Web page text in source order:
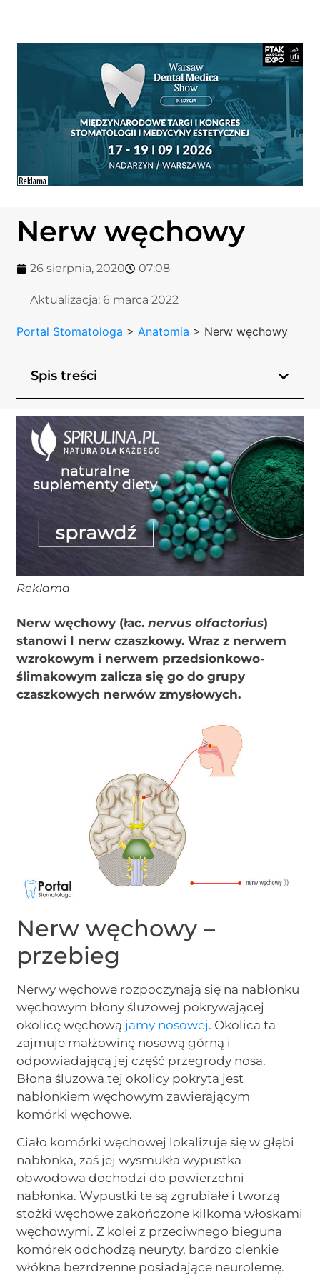
Nerw węchowy
26 sierpnia, 2020 07:08
Aktualizacja:6 marca 2022
Portal Stomatologa >Anatomia > Nerw węchowy
Spis treści
Reklama
Nerw węchowy (łac.nervus olfactorius)
stanowi I nerw czaszkowy. Wraz z nerwem
wzrokowym i nerwem przedsionkowo-
ślimakowym zalicza się go do grupy
czaszkowych nerwów zmysłowych.
Nerw węchowy –
przebieg
Nerwy węchowe rozpoczynają się na nabłonku
węchowym błony śluzowej pokrywającej
okolicę węchową jamy nosowej. Okolica ta
zajmuje małżowinę nosową górną i
odpowiadającą jej część przegrody nosa.
Błona śluzowa tej okolicy pokryta jest
nabłonkiem węchowym zawierającym
komórki węchowe.
Ciało komórki węchowej lokalizuje się w głębi
nabłonka, zaś jej wysmukła wypustka
obwodowa dochodzi do powierzchni
nabłonka. Wypustki te są zgrubiałe i tworzą
stożki węchowe zakończone kilkoma włoskami
węchowymi. Z kolei z przeciwnego bieguna
komórek odchodzą neuryty, bardzo cienkie
włókna bezrdzenne posiadające neurolemę.